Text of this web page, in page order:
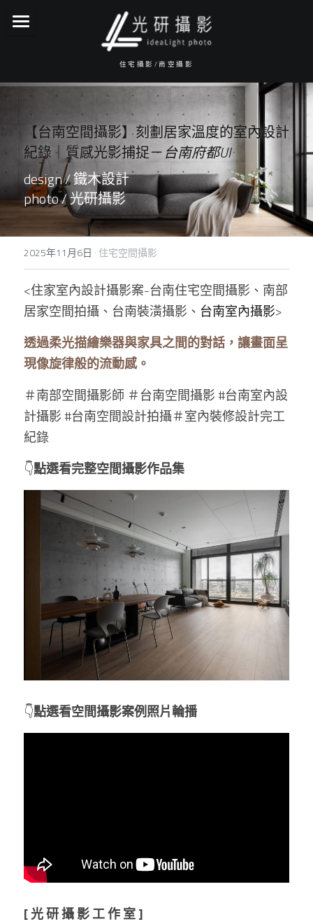
住宅攝影/商空攝影
攝影服務項目
報價資訊
作品集
常見Q&A
服務流程
Facebook
聯絡我們
Line官方帳號
【台南空間攝影】刻劃居家溫度的室內設計
紀錄｜質感光影捕捉－台南府都UI
design / 鐵木設計
photo / 光研攝影
2025年11月6日 · 住宅空間攝影
<住家室內設計攝影案-台南住宅空間攝影、南部
居家空間拍攝、台南裝潢攝影、 台南室內攝影>
透過柔光描繪樂器與家具之間的對話，讓畫面呈
現像旋律般的流動感。
＃南部空間攝影師 ＃台南空間攝影 #台南室內設
計攝影 #台南空間設計拍攝＃室內裝修設計完工
紀錄
👇點選看完整空間攝影作品集
👇點選看空間攝影案例照片輪播
[ 光 研 攝 影 工 作 室 ]